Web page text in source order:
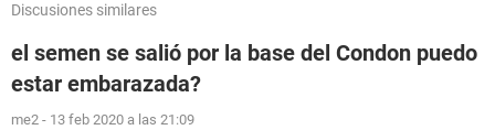
Discusiones similares
el semen se salió por la base del Condon puedo
estar embarazada?
me2 - 13 feb 2020 a las 21:09